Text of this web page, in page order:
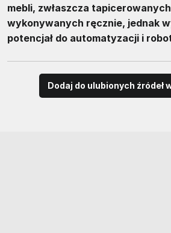
mebli, zwłaszcza
wykonywanych ręcznie, jednak
potencjał do automatyzacji i
Dodaj do ulubionych źródeł